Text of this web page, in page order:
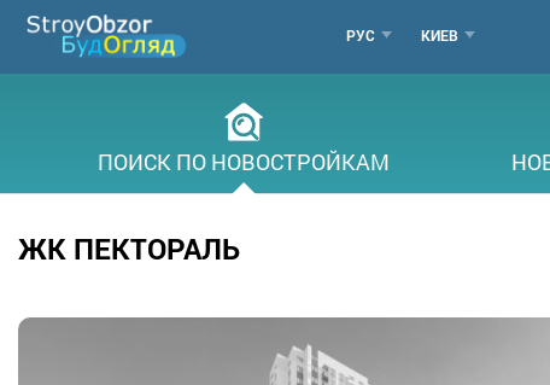
Перейти
основному
РУС
МЕНЮ
ГОРОДОВ
КИЕВ
ПОИСК ПО НОВОСТРОЙКАМ
ЖК ПЕКТОРАЛЬ